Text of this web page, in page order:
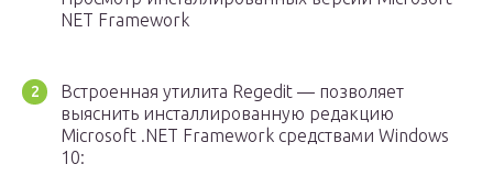
NET Framework
Встроенная утилита Regedit — позволяет
выяснить инсталлированную редакцию
Microsoft .NET Framework средствами Windows
10: